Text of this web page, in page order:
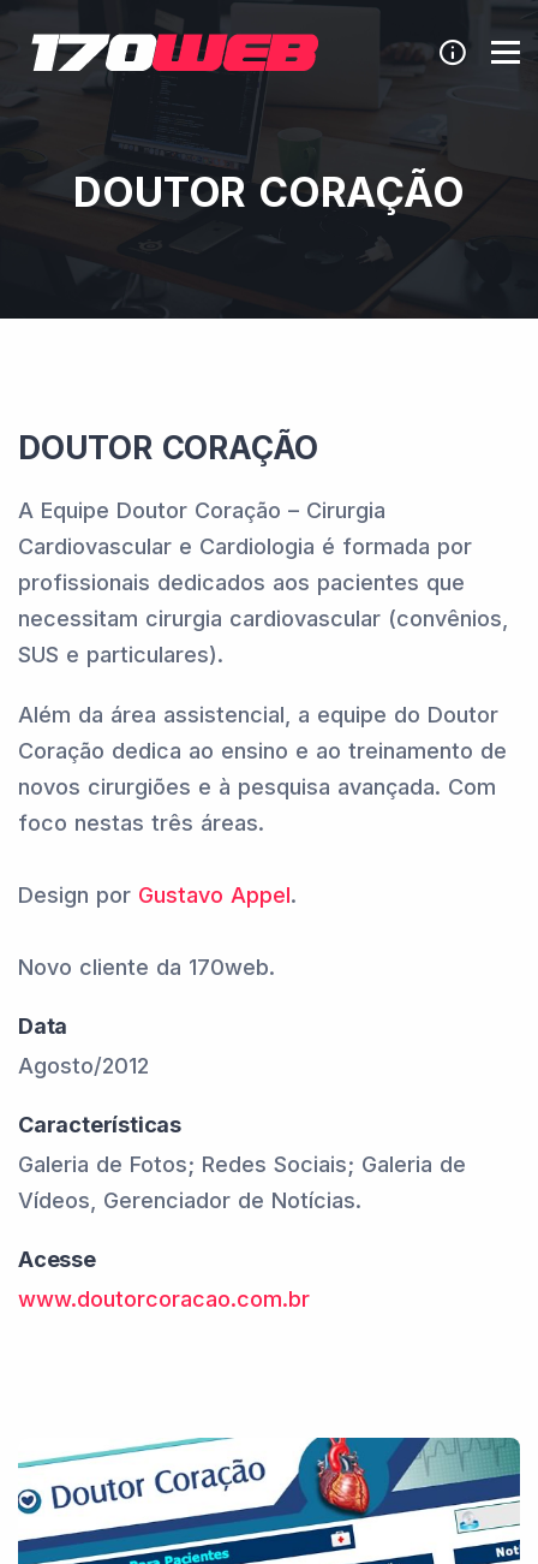
DOUTOR CORAÇÃO
DOUTOR CORAÇÃO
A Equipe Doutor Coração – Cirurgia
Cardiovascular e Cardiologia é formada por
profissionais dedicados aos pacientes que
necessitam cirurgia cardiovascular (convênios,
SUS e particulares).
Além da área assistencial, a equipe do Doutor
Coração dedica ao ensino e ao treinamento de
novos cirurgiões e à pesquisa avançada. Com
foco nestas três áreas.
Design por Gustavo Appel.
Novo cliente da 170web.
Data
Agosto/2012
Características
Galeria de Fotos; Redes Sociais; Galeria de
Vídeos, Gerenciador de Notícias.
Acesse
www.doutorcoracao.com.br